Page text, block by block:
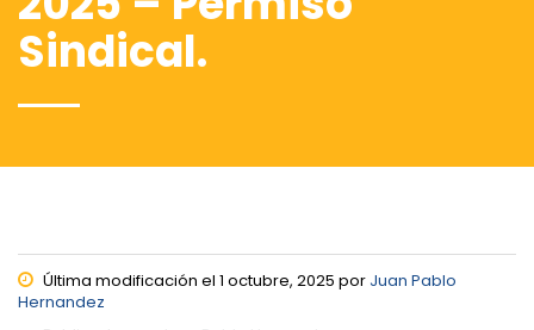
Sindical.
Última modificación el 1 octubre, 2025 por Juan Pablo
Hernandez